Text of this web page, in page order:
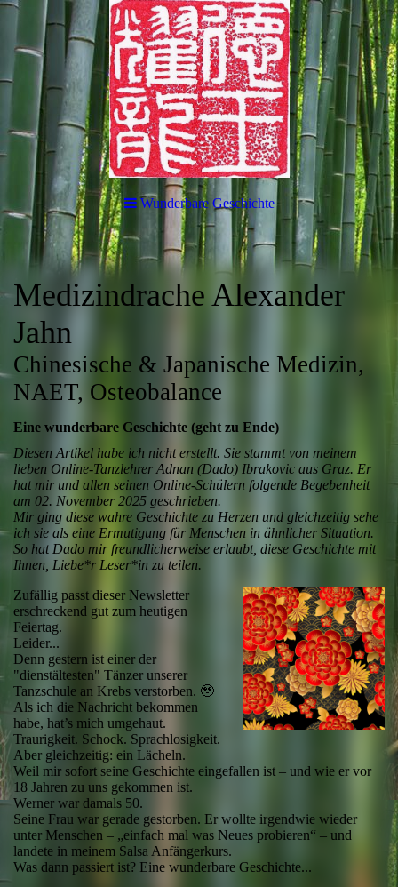
Wunderbare Geschichte
Medizindrache Alexander
Jahn
Chinesische & Japanische Medizin,
NAET, Osteobalance
Eine wunderbare Geschichte (geht zu Ende)
Diesen Artikel habe ich nicht erstellt. Sie stammt von meinem
lieben Online-Tanzlehrer Adnan (Dado) Ibrakovic aus Graz. Er
hat mir und allen seinen Online-Schülern folgende Begebenheit
am 02. November 2025 geschrieben.
Mir ging diese wahre Geschichte zu Herzen und gleichzeitig sehe
ich sie als eine Ermutigung für Menschen in ähnlicher Situation.
So hat Dado mir freundlicherweise erlaubt, diese Geschichte mit
Ihnen, Liebe*r Leser*in zu teilen.
Zufällig passt dieser Newsletter
erschreckend gut zum heutigen
Feiertag.
Leider...
Denn gestern ist einer der
"dienstältesten" Tänzer unserer
Tanzschule an Krebs verstorben. 🥹
Als ich die Nachricht bekommen
habe, hat’s mich umgehaut.
Traurigkeit. Schock. Sprachlosigkeit.
Aber gleichzeitig: ein Lächeln.
Weil mir sofort seine Geschichte eingefallen ist – und wie er vor
18 Jahren zu uns gekommen ist.
Werner war damals 50.
Seine Frau war gerade gestorben. Er wollte irgendwie wieder
unter Menschen – „einfach mal was Neues probieren“ – und
landete in meinem Salsa Anfängerkurs.
Was dann passiert ist? Eine wunderbare Geschichte...